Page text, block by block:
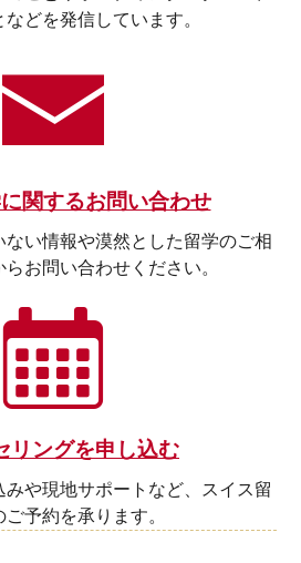
どを発信しています。
関するお問い合わせ
い情報や漠然とした留学のご相
お問い合わせください。
リングを申し込む
や現地サポートなど、スイス留
予約を承ります。